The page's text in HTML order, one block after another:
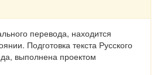
перевода, находится
Подготовка текста Русского
выполнена проектом